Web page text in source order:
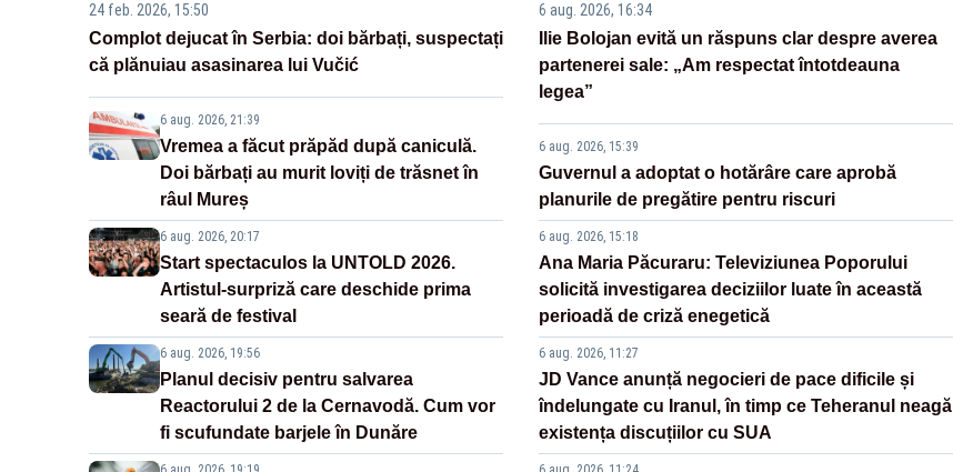
24 feb. 2026, 15:50
Complot dejucat în Serbia: doi bărbați, suspectați
că plănuiau asasinarea lui Vučić
6 aug. 2026, 21:39
Vremea a făcut prăpăd după caniculă.
Doi bărbați au murit loviți de trăsnet în
râul Mureș
6 aug. 2026, 20:17
Start spectaculos la UNTOLD 2026.
Artistul-surpriză care deschide prima
seară de festival
6 aug. 2026, 19:56
Planul decisiv pentru salvarea
Reactorului 2 de la Cernavodă. Cum vor
fi scufundate barjele în Dunăre
6 aug. 2026, 16:34
Ilie Bolojan evită un răspuns clar despre averea
partenerei sale: „Am respectat întotdeauna
legea”
6 aug. 2026, 15:39
Guvernul a adoptat o hotărâre care aprobă
planurile de pregătire pentru riscuri
6 aug. 2026, 15:18
Ana Maria Păcuraru: Televiziunea Poporului
solicită investigarea deciziilor luate în această
perioadă de criză enegetică
6 aug. 2026, 11:27
JD Vance anunță negocieri de pace dificile și
îndelungate cu Iranul, în timp ce Teheranul neagă
existența discuțiilor cu SUA